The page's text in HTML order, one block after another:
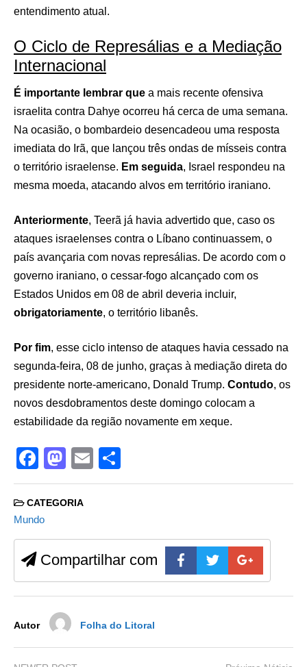
entendimento atual.
O Ciclo de Represálias e a Mediação
Internacional
É importante lembrar que a mais recente ofensiva
israelita contra Dahye ocorreu há cerca de uma semana.
Na ocasião, o bombardeio desencadeou uma resposta
imediata do Irã, que lançou três ondas de mísseis contra
o território israelense. Em seguida, Israel respondeu na
mesma moeda, atacando alvos em território iraniano.
Anteriormente, Teerã já havia advertido que, caso os
ataques israelenses contra o Líbano continuassem, o
país avançaria com novas represálias. De acordo com o
governo iraniano, o cessar-fogo alcançado com os
Estados Unidos em 08 de abril deveria incluir,
obrigatoriamente, o território libanês.
Por fim, esse ciclo intenso de ataques havia cessado na
segunda-feira, 08 de junho, graças à mediação direta do
presidente norte-americano, Donald Trump. Contudo, os
novos desdobramentos deste domingo colocam a
estabilidade da região novamente em xeque.
F
a
c
e
b
o
o
M
a
st
d
o
n
E
m h
CATEGORIA
Mundo
Compartilhar com
Autor Folha do Litoral